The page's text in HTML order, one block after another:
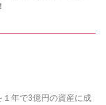
１年で3億円の資産に成